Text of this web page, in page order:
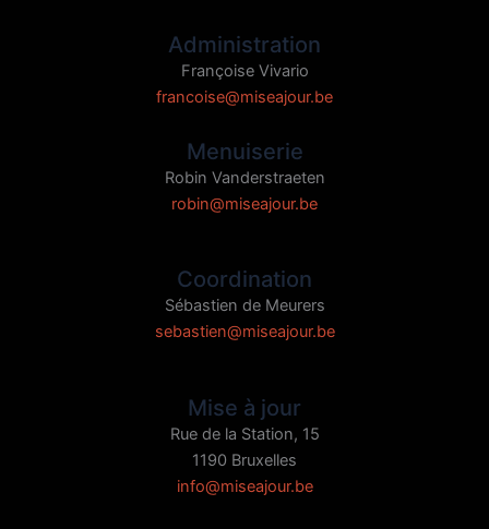
Administration
Françoise Vivario
francoise@miseajour.be
Menuiserie
Robin Vanderstraeten
robin@miseajour.be
Coordination
Sébastien de Meurers
sebastien@miseajour.be
Mise à jour
Rue de la Station, 15
1190 Bruxelles
info@miseajour.be